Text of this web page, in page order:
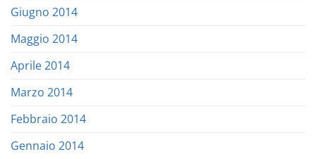
Giugno 2014
Maggio 2014
Aprile 2014
Marzo 2014
Febbraio 2014
Gennaio 2014